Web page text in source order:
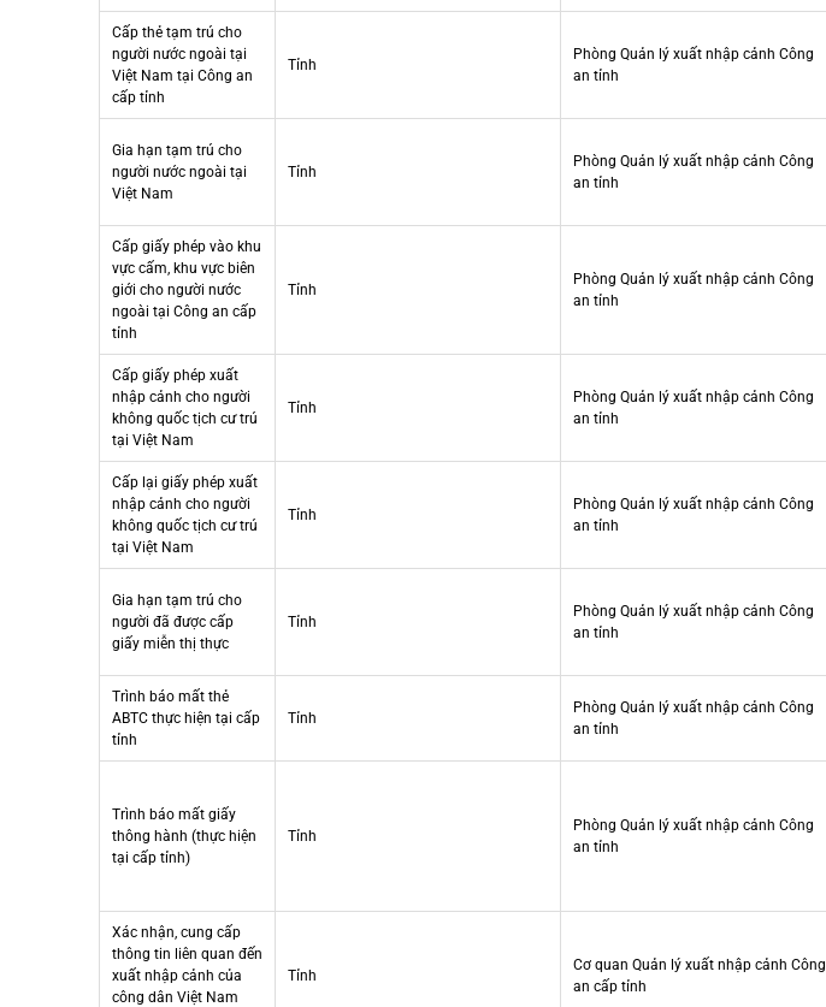
Cấp thẻ tạm trú cho
người nước ngoài tại
Việt Nam tại Công an
cấp tỉnh
Tỉnh
Phòng Quản lý xuất nhập cảnh Công
an tỉnh
Gia hạn tạm trú cho
người nước ngoài tại
Việt Nam
Tỉnh
Phòng Quản lý xuất nhập cảnh Công
an tỉnh
Cấp giấy phép vào khu
vực cấm, khu vực biên
giới cho người nước
ngoài tại Công an cấp
tỉnh
Tỉnh
Phòng Quản lý xuất nhập cảnh Công
an tỉnh
Cấp giấy phép xuất
nhập cảnh cho người
không quốc tịch cư trú
tại Việt Nam
Tỉnh
Phòng Quản lý xuất nhập cảnh Công
an tỉnh
Cấp lại giấy phép xuất
nhập cảnh cho người
không quốc tịch cư trú
tại Việt Nam
Tỉnh
Phòng Quản lý xuất nhập cảnh Công
an tỉnh
Gia hạn tạm trú cho
người đã được cấp
giấy miễn thị thực
Tỉnh
Phòng Quản lý xuất nhập cảnh Công
an tỉnh
Trình báo mất thẻ
ABTC thực hiện tại cấp
tỉnh
Tỉnh
Phòng Quản lý xuất nhập cảnh Công
an tỉnh
Trình báo mất giấy
thông hành (thực hiện
tại cấp tỉnh)
Tỉnh
Phòng Quản lý xuất nhập cảnh Công
an tỉnh
Xác nhận, cung cấp
thông tin liên quan đến
xuất nhập cảnh của
công dân Việt Nam
Tỉnh
Cơ quan Quản lý xuất nhập cảnh Công
an cấp tỉnh